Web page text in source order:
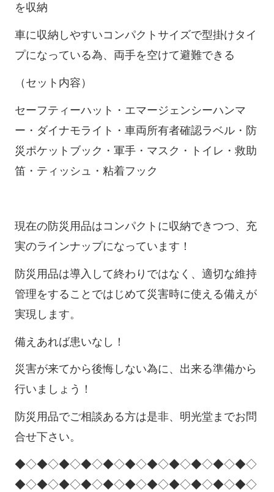
を収納
車に収納しやすいコンパクトサイズで型掛けタイ
プになっている為、両手を空けて避難できる
（セット内容）
セーフティーハット・エマージェンシーハンマ
ー・ダイナモライト・車両所有者確認ラベル・防
災ポケットブック・軍手・マスク・トイレ・救助
笛・ティッシュ・粘着フック
現在の防災用品はコンパクトに収納できつつ、充
実のラインナップになっています！
防災用品は導入して終わりではなく、適切な維持
管理をすることではじめて災害時に使える備えが
実現します。
備えあれば患いなし！
災害が来てから後悔しない為に、出来る準備から
行いましょう！
防災用品でご相談ある方は是非、明光堂までお問
合せ下さい。
◆◇◆◇◆◇◆◇◆◇◆◇◆◇◆◇◆◇◆◇◆◇
◆◇◆◇◆◇◆◇◆◇◆◇◆◇◆◇◆◇◆◇◆◇